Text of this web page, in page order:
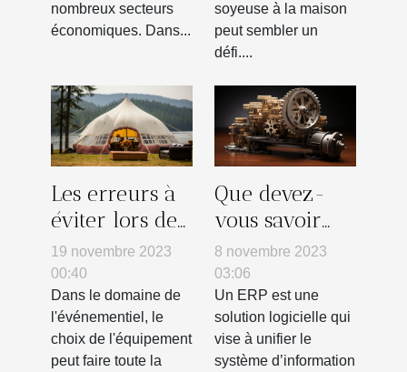
nombreux secteurs
économiques. Dans...
soyeuse à la maison
peut sembler un
défi....
Les erreurs à
éviter lors de
l'achat d'une
tente gonflable
pour votre
entreprise
19 novembre 2023
00:40
Dans le domaine de
l'événementiel, le
choix de l'équipement
peut faire toute la
Que devez-
vous savoir
sur l’ERP ?
8 novembre 2023
03:06
Un ERP est une
solution logicielle qui
vise à unifier le
système d’information